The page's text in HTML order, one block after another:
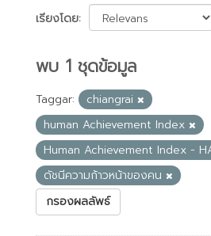
เรียงโดย
พบ 1 ชุดข้อมูล
Taggar:
chiangrai
human Achievement Index
Human Achievement Index -
ดัชนีความก้าวหน้าของคน
กรองผลลัพธ์